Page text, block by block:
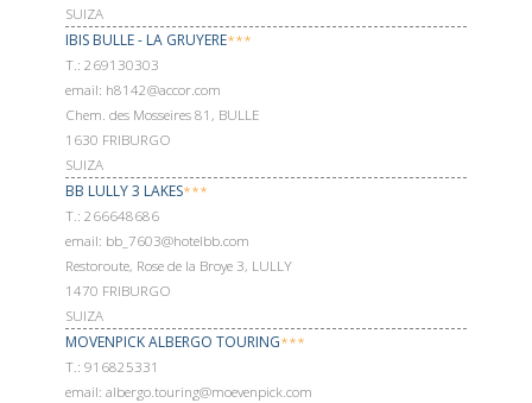
SUIZA
IBIS BULLE - LA GRUYERE***
Т.: 269130303
email: h8142@accor.com
Chem. des Mosseires 81, BULLE
1630 FRIBURGO
SUIZA
BB LULLY 3 LAKES***
Т.: 266648686
email: bb_7603@hotelbb.com
Restoroute, Rose de la Broye 3, LULLY
1470 FRIBURGO
SUIZA
MOVENPICK ALBERGO TOURING***
Т.: 916825331
email: albergo.touring@moevenpick.com